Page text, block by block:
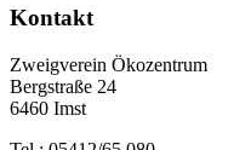
Kontakt
Zweigverein Ökozentrum
Bergstraße 24
6460 Imst